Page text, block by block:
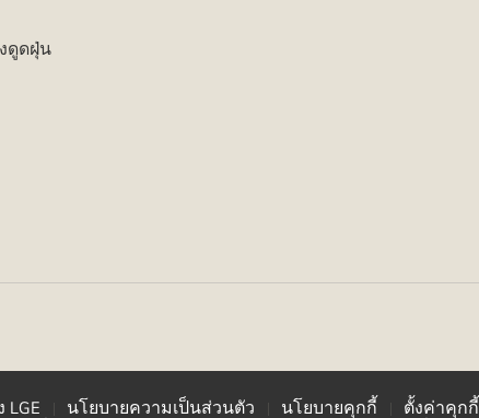
ดูดฝุ่น
LGE นโยบายความเป็นส่วนตัว นโยบายคุกกี้ ตั้งค่าคุกกี้